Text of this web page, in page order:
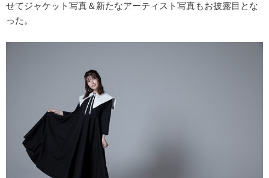
せてジャケット写真＆新たなアーティスト写真もお披露目とな
った。